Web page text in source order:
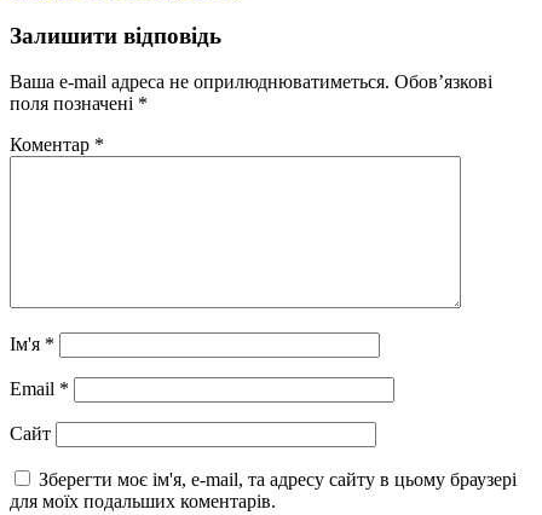
Залишити відповідь
Ваша e-mail адреса не оприлюднюватиметься. Обов’язкові
поля позначені *
Коментар *
Ім'я *
Email *
Сайт
Зберегти моє ім'я, e-mail, та адресу сайту в цьому браузері
для моїх подальших коментарів.